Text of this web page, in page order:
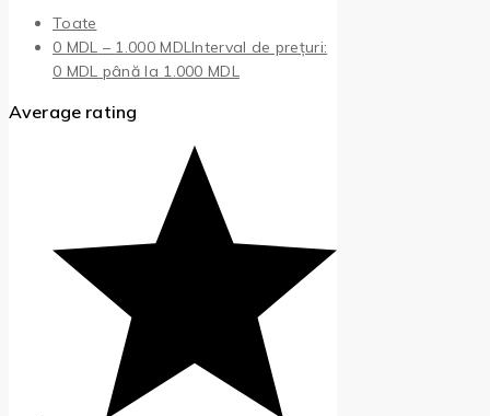
Toate
0 MDL – 1.000MDLInterval de prețuri:
0 MDL până la 1.000 MDL
Average rating